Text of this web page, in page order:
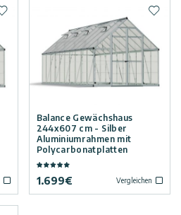
Zur Wunschliste hinzufügen
Balance Gewächshaus
244x607 cm - Silber
Aluminiumrahmen mit
Polycarbonatplatten
1.699€ Vergleichen
Zur